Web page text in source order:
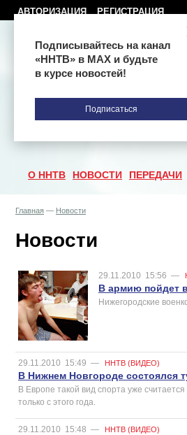
АВТОРИЗАЦИЯ РЕГИСТРАЦИЯ
О ННТВ НОВОСТИ ПЕРЕДАЧИ
Главная — Новости
Новости
29.11.2010 15:56 —
В армию пойдет
Нижегородские
29.11.2010 15:49 — ННТВ (ВИДЕО)
В Нижнем Новгороде состоялся
В Европе такой вид спорта уже
только с этого года.
29.11.2010 15:48 — ННТВ (ВИДЕО)
Подписывайтесь на канал
«ННТВ» в МАХ и будьте
в курсе новостей!
Подписаться